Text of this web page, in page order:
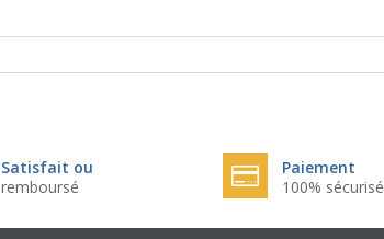
Satisfait ou
remboursé
Paiement
100% sécurisé